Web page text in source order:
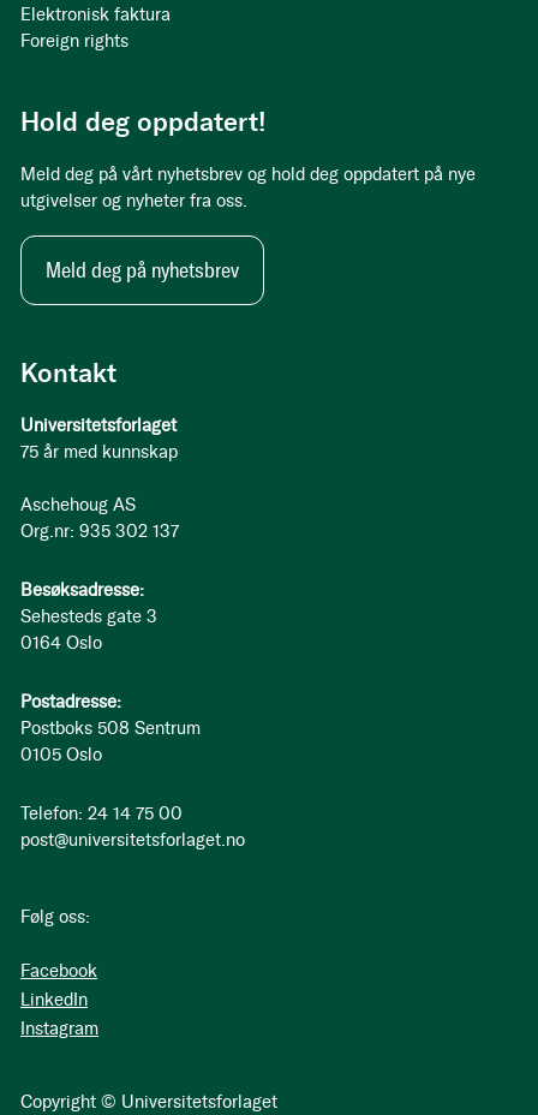
Kontakt
Universitetsforlaget
75 år med kunnskap
Aschehoug AS
Org.nr: 935 302 137
Besøksadresse:
Sehesteds gate 3
0164 Oslo
Postadresse:
Postboks 508 Sentrum
0105 Oslo
Telefon: 24 14 75 00
post@universitetsforlaget.no
Følg oss:
Facebook
LinkedIn
Instagram
Copyright © Universitetsforlaget
Elektronisk faktura
Foreign rights
Hold deg oppdatert!
Meld deg på vårt nyhetsbrev og hold deg oppdatert på nye
utgivelser og nyheter fra oss.
Meld deg på nyhetsbrev